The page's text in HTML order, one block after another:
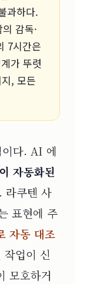
과하다.
감독·
7시간은
가 뚜렷
, 모든
이다. AI 에
자동화된
라쿠텐 사
표현에 주
자동 대조
작업이 신
모호하거